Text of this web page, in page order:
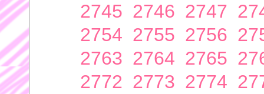
2745 2746 2747
2754 2755 2756
2763 2764 2765
2772 2773 2774